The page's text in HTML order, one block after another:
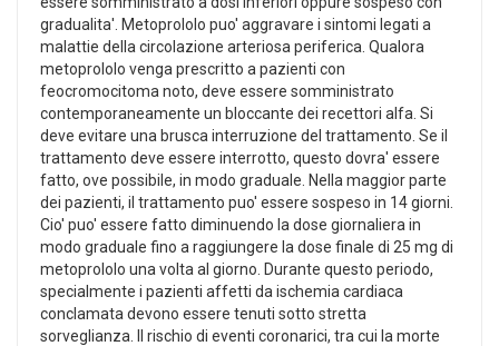
gradualita'. Metoprololo puo' aggravare i sintomi legati a
malattie della circolazione arteriosa periferica. Qualora
metoprololo venga prescritto a pazienti con
feocromocitoma noto, deve essere somministrato
contemporaneamente un bloccante dei recettori alfa. Si
deve evitare una brusca interruzione del trattamento. Se il
trattamento deve essere interrotto, questo dovra' essere
fatto, ove possibile, in modo graduale. Nella maggior parte
dei pazienti, il trattamento puo' essere sospeso in 14 giorni.
Cio' puo' essere fatto diminuendo la dose giornaliera in
modo graduale fino a raggiungere la dose finale di 25 mg di
metoprololo una volta al giorno. Durante questo periodo,
specialmente i pazienti affetti da ischemia cardiaca
conclamata devono essere tenuti sotto stretta
sorveglianza. Il rischio di eventi coronarici, tra cui la morte